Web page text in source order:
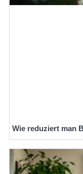
Wie reduziert man